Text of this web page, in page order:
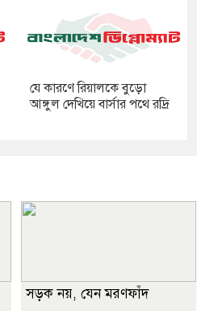
যে কারণে রিয়ালকে বুড়ো
আঙ্গুল দেখিয়ে বার্সার পথে রদ্রি
সড়ক নয়, যেন মরণফাঁদ